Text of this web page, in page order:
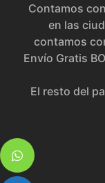
Contamos
en las
contamos
Envío Gratis
El resto del